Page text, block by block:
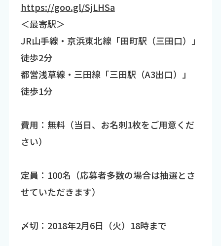
https://goo.gl/SjLHSa
＜最寄駅＞
JR山手線・京浜東北線「田町駅（三田口）」
徒歩2分
都営浅草線・三田線「三田駅（A3出口）」
徒歩1分
費用：無料（当日、お名刺1枚をご用意くだ
さい）
定員：100名（応募者多数の場合は抽選とさ
せていただきます）
〆切：2018年2月6日（火）18時まで